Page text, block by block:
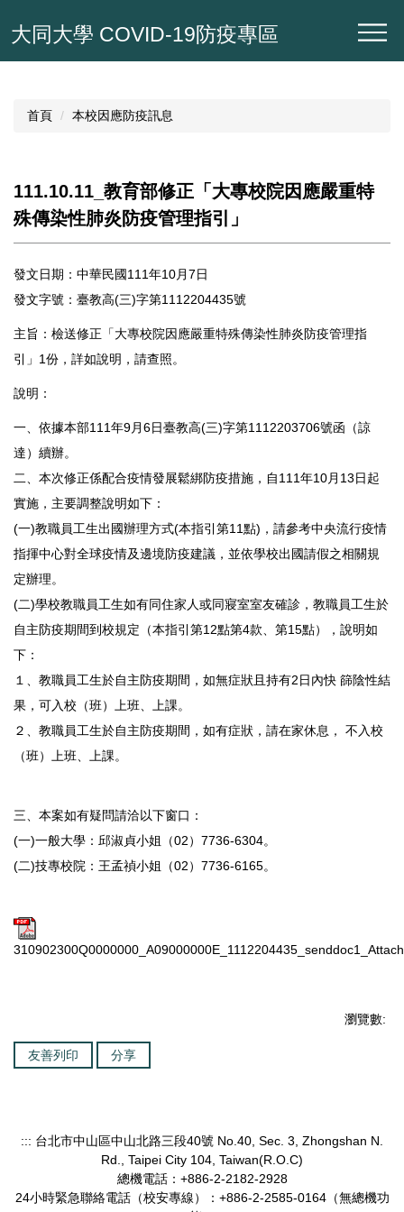
到
大同大學 COVID-19防疫專區
首頁 本校因應防疫訊息
111.10.11_教育部修正「大專校院因應嚴重特
殊傳染性肺炎防疫管理指引」
發文日期：中華民國111年10月7日
發文字號：臺教高(三)字第1112204435號
主旨：檢送修正「大專校院因應嚴重特殊傳染性肺炎防疫管理指
引」1份，詳如說明，請查照。
說明：
一、依據本部111年9月6日臺教高(三)字第1112203706號函（諒
達）續辦。
二、本次修正係配合疫情發展鬆綁防疫措施，自111年10月13日起
實施，主要調整說明如下：
(一)教職員工生出國辦理方式(本指引第11點)，請參考中央流行疫情
指揮中心對全球疫情及邊境防疫建議，並依學校出國請假之相關規
定辦理。
(二)學校教職員工生如有同住家人或同寢室室友確診，教職員工生於
自主防疫期間到校規定（本指引第12點第4款、第15點），說明如
下：
１、教職員工生於自主防疫期間，如無症狀且持有2日內快 篩陰性結
果，可入校（班）上班、上課。
２、教職員工生於自主防疫期間，如有症狀，請在家休息， 不入校
（班）上班、上課。
三、本案如有疑問請洽以下窗口：
(一)一般大學：邱淑貞小姐（02）7736-6304。
(二)技專校院：王孟禎小姐（02）7736-6165。
瀏覽數:
友善列印 分享
::: 台北市中山區中山北路三段40號 No.40, Sec. 3, Zhongshan N.
Rd., Taipei City 104, Taiwan(R.O.C)
總機電話：+886-2-2182-2928
24小時緊急聯絡電話（校安專線）：+886-2-2585-0164（無總機功